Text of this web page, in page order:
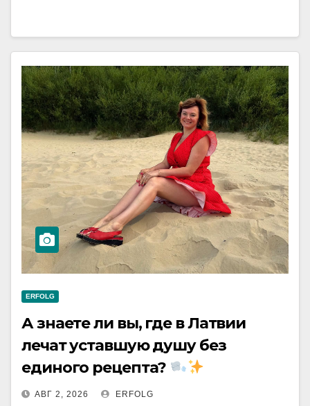
ERFOLG
А знаете ли вы, где в Латвии
лечат уставшую душу без
единого рецепта?
АВГ 2, 2026 ERFOLG